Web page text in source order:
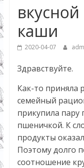
каши
2020-04-07
Здравствуйте.
Как-то приняла
семейный
прикупила пару
пшеничкой. К
продукты
Поэтому долго
соотношение